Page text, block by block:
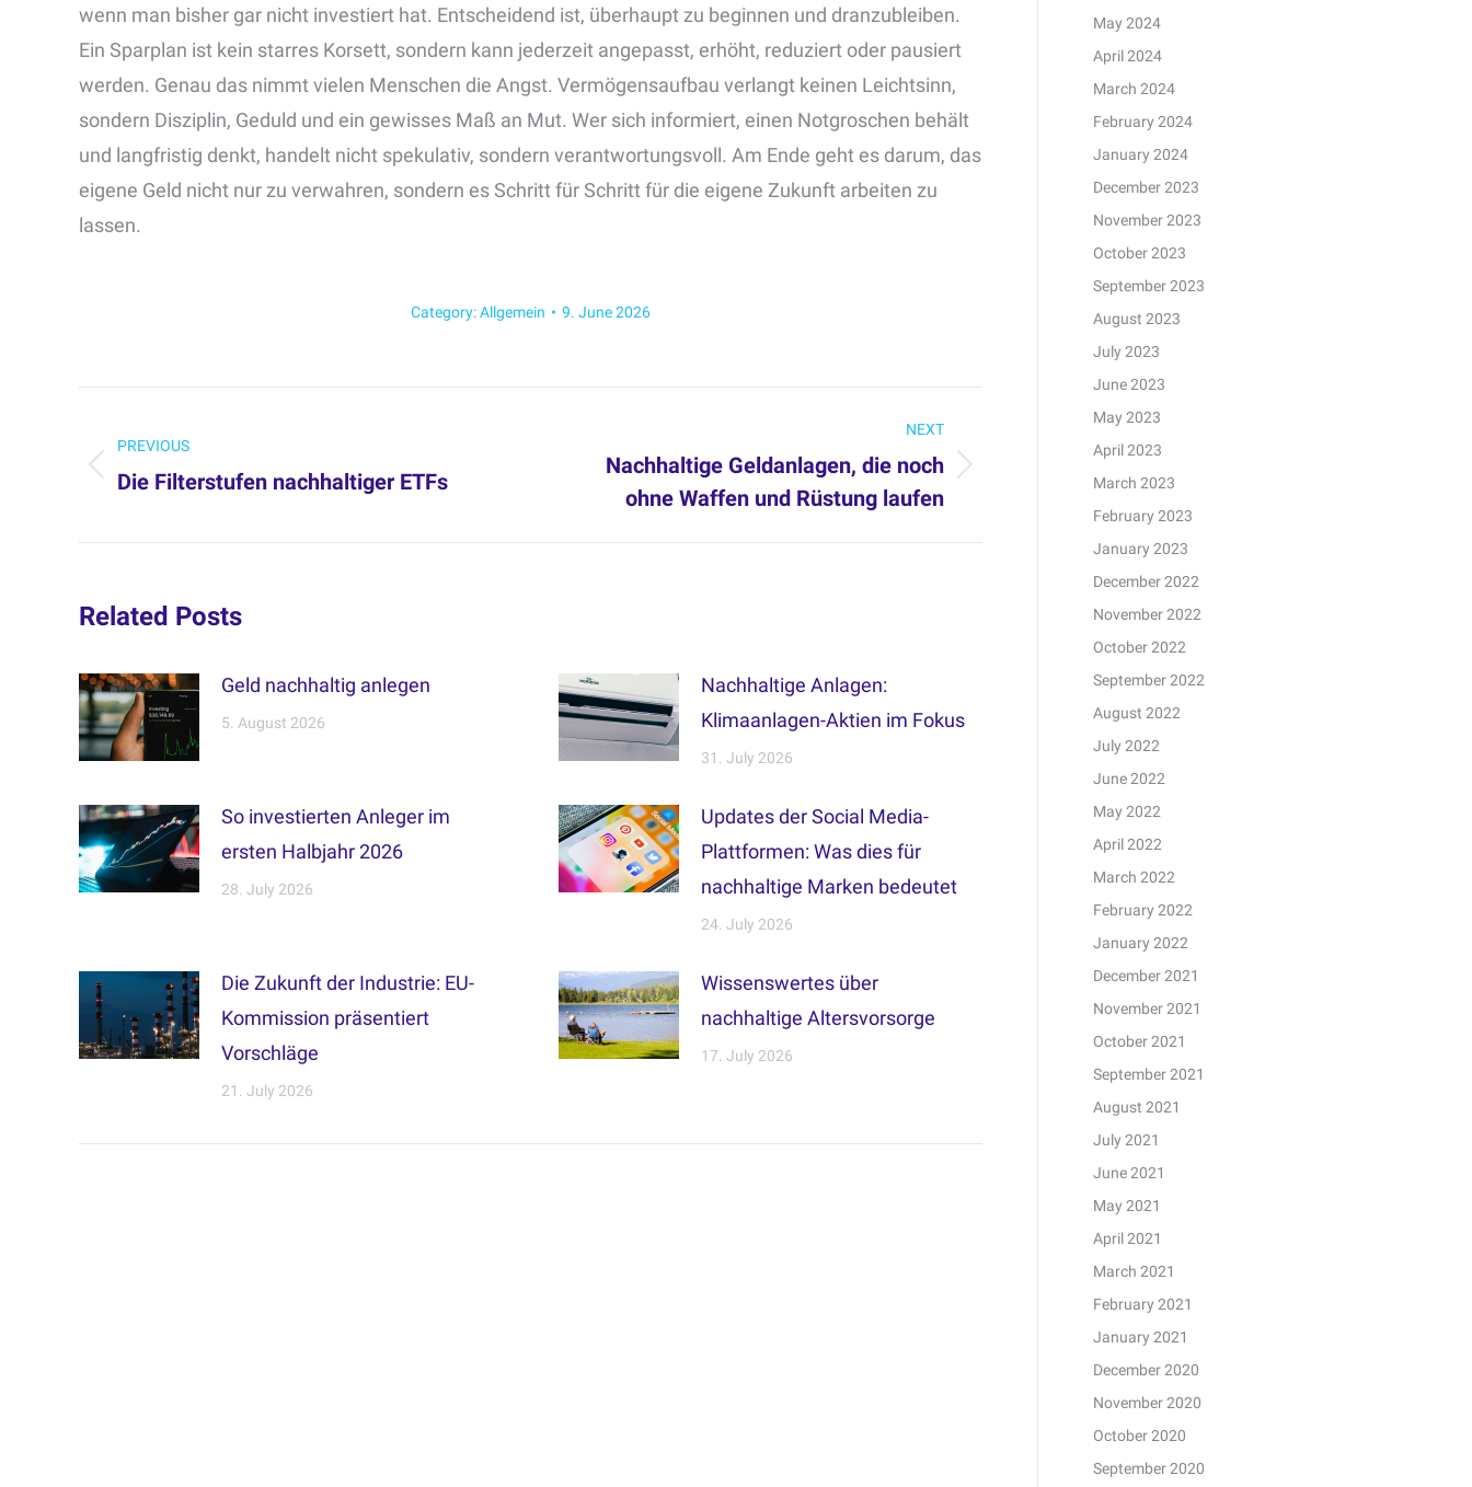
wenn man bisher gar nicht investiert hat. Entscheidend ist, überhaupt zu beginnen und dranzubleiben.
Ein Sparplan ist kein starres Korsett, sondern kann jederzeit angepasst, erhöht, reduziert oder pausiert
werden. Genau das nimmt vielen Menschen die Angst. Vermögensaufbau verlangt keinen Leichtsinn,
sondern Disziplin, Geduld und ein gewisses Maß an Mut. Wer sich informiert, einen Notgroschen behält
und langfristig denkt, handelt nicht spekulativ, sondern verantwortungsvoll. Am Ende geht es darum, das
eigene Geld nicht nur zu verwahren, sondern es Schritt für Schritt für die eigene Zukunft arbeiten zu
lassen.
Category:Allgemein 9. June 2026
navigation
PREVIOUS
Previous
Die Filterstufen nachhaltiger ETFs
NEXT
Nachhaltige Geldanlagen, die noch
ohne Waffen und Rüstung laufen
Related Posts
Geld nachhaltig anlegen
5. August 2026
Nachhaltige Anlagen:
Klimaanlagen-Aktien im Fokus
31. July 2026
So investierten Anleger im
ersten Halbjahr 2026
28. July 2026
Updates der Social Media-
Plattformen: Was dies für
nachhaltige Marken bedeutet
24. July 2026
Die Zukunft der Industrie: EU-
Kommission präsentiert
Vorschläge
21. July 2026
Wissenswertes über
nachhaltige Altersvorsorge
17. July 2026
May 2024
April 2024
March 2024
February 2024
January 2024
December 2023
November 2023
October 2023
September 2023
August 2023
July 2023
June 2023
May 2023
April 2023
March 2023
February 2023
January 2023
December 2022
November 2022
October 2022
September 2022
August 2022
July 2022
June 2022
May 2022
April 2022
March 2022
February 2022
January 2022
December 2021
November 2021
October 2021
September 2021
August 2021
July 2021
June 2021
May 2021
April 2021
March 2021
February 2021
January 2021
December 2020
November 2020
October 2020
September 2020